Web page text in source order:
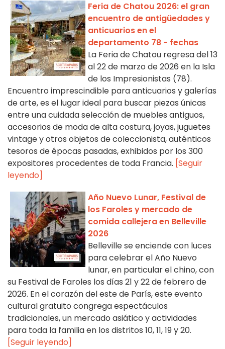
Feria de Chatou 2026: el gran
encuentro de antigüedades y
anticuarios en el
departamento 78 - fechas
La Feria de Chatou regresa del 13
al 22 de marzo de 2026 en la Isla
de los Impresionistas (78).
Encuentro imprescindible para anticuarios y galerías
de arte, es el lugar ideal para buscar piezas únicas
entre una cuidada selección de muebles antiguos,
accesorios de moda de alta costura, joyas, juguetes
vintage y otros objetos de coleccionista, auténticos
tesoros de épocas pasadas, exhibidos por los 300
expositores procedentes de toda Francia. [Seguir
leyendo]
Año Nuevo Lunar, Festival de
los Faroles y mercado de
comida callejera en Belleville
2026
Belleville se enciende con luces
para celebrar el Año Nuevo
lunar, en particular el chino, con
su Festival de Faroles los días 21 y 22 de febrero de
2026. En el corazón del este de París, este evento
cultural gratuito congrega espectáculos
tradicionales, un mercado asiático y actividades
para toda la familia en los distritos 10, 11, 19 y 20.
[Seguir leyendo]